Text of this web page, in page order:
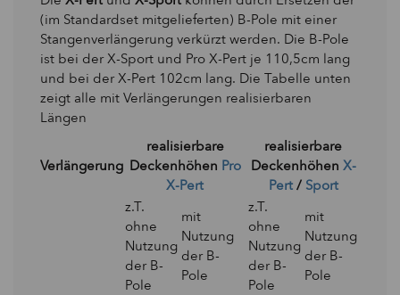
(im Standardset mitgelieferten) B-Pole mit einer
Stangenverlängerung verkürzt werden. Die B-Pole
ist bei der X-Sport und Pro X-Pert je 110,5cm lang
und bei der X-Pert 102cm lang. Die Tabelle unten
zeigt alle mit Verlängerungen realisierbaren
Längen
Verlängerung
realisierbare
Deckenhöhen Pro
X-Pert
realisierbare
Deckenhöhen X-
Pert/ Sport
z.T.
ohne
Nutzung
der B-
Pole
mit
Nutzung
der B-
Pole
z.T.
ohne
Nutzung
der B-
Pole
mit
Nutzung
der B-
Pole